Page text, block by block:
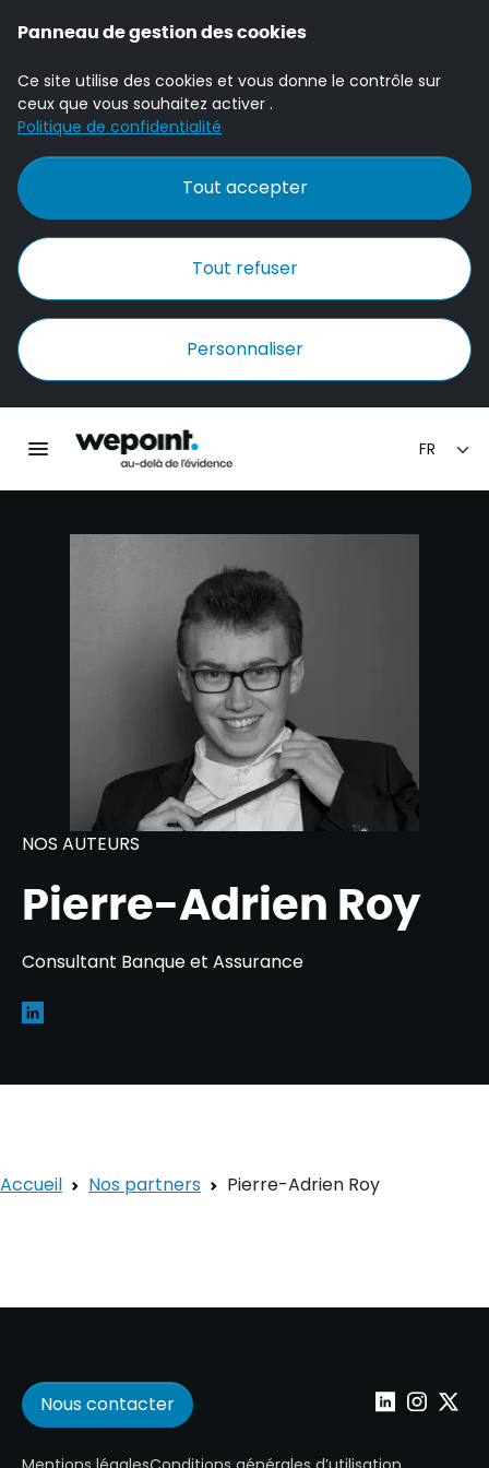
Panneau de gestion des cookies
Ce site utilise des cookies et vous donne le contrôle sur
ceux que vous souhaitez activer .
Politique de confidentialité
Tout accepter
Tout refuser
Personnaliser
Ouvrir la navigation principale
NOS AUTEURS
Pierre-Adrien Roy
Consultant Banque et Assurance
Accueil Nos partners Pierre-Adrien Roy
Nous contacter Wepoint sur
Wepoint